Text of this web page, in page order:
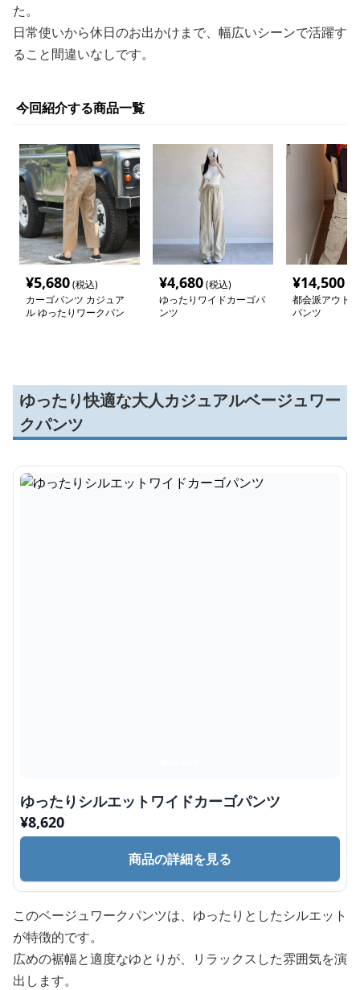
た。
日常使いから休日のお出かけまで、幅広いシーンで活躍す
ること間違いなしです。
今回紹介する商品一覧
¥5,680(税込)
カーゴパンツ カジュア
ル ゆったりワークパン
¥4,680(税込)
ゆったりワイドカーゴパ
ンツ
¥14,500
都会派アウト
パンツ
ゆったり快適な大人カジュアルベージュワー
クパンツ
ゆったりシルエットワイドカーゴパンツ
¥8,620
商品の詳細を見る
このベージュワークパンツは、ゆったりとしたシルエット
が特徴的です。
広めの裾幅と適度なゆとりが、リラックスした雰囲気を演
出します。